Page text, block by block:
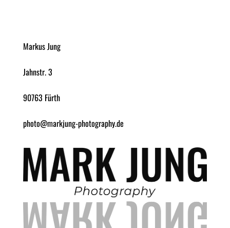
Markus Jung
Jahnstr. 3
90763 Fürth
photo@markjung-photography.de